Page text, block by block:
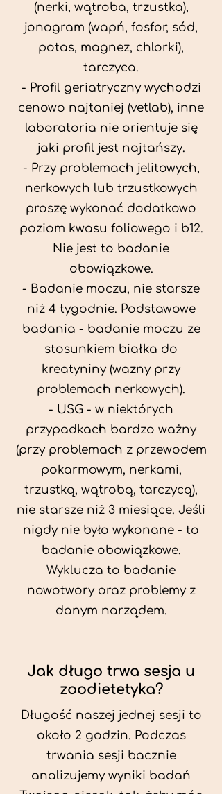
(nerki, wątroba, trzustka),
jonogram (wapń, fosfor, sód,
potas, magnez, chlorki),
tarczyca.
- Profil geriatryczny wychodzi
cenowo najtaniej (vetlab), inne
laboratoria nie orientuje się
jaki profil jest najtańszy.
- Przy problemach jelitowych,
nerkowych lub trzustkowych
proszę wykonać dodatkowo
poziom kwasu foliowego i b12.
Nie jest to badanie
obowiązkowe.
- Badanie moczu, nie starsze
niż 4 tygodnie. Podstawowe
badania - badanie moczu ze
stosunkiem białka do
kreatyniny (wazny przy
problemach nerkowych).
- USG - w niektórych
przypadkach bardzo ważny
(przy problemach z przewodem
pokarmowym, nerkami,
trzustką, wątrobą, tarczycą),
nie starsze niż 3 miesiące. Jeśli
nigdy nie było wykonane - to
badanie obowiązkowe.
Wyklucza to badanie
nowotwory oraz problemy z
danym narządem.
Jak długo trwa sesja u
zoodietetyka?
Długość naszej jednej sesji to
około 2 godzin. Podczas
trwania sesji bacznie
analizujemy wyniki badań